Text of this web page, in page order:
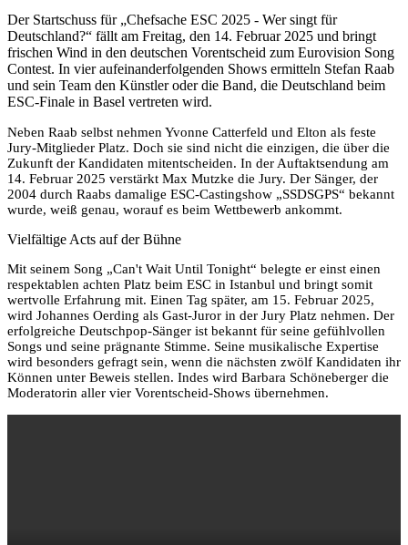
Der Startschuss für „Chefsache ESC 2025 - Wer singt für
Deutschland?“ fällt am Freitag, den 14. Februar 2025 und bringt
frischen Wind in den deutschen Vorentscheid zum Eurovision Song
Contest. In vier aufeinanderfolgenden Shows ermitteln Stefan Raab
und sein Team den Künstler oder die Band, die Deutschland beim
ESC-Finale in Basel vertreten wird.
Neben Raab selbst nehmen Yvonne Catterfeld und Elton als feste
Jury-Mitglieder Platz. Doch sie sind nicht die einzigen, die über die
Zukunft der Kandidaten mitentscheiden. In der Auftaktsendung am
14. Februar 2025 verstärkt Max Mutzke die Jury. Der Sänger, der
2004 durch Raabs damalige ESC-Castingshow „SSDSGPS“ bekannt
wurde, weiß genau, worauf es beim Wettbewerb ankommt.
Vielfältige Acts auf der Bühne
Mit seinem Song „Can't Wait Until Tonight“ belegte er einst einen
respektablen achten Platz beim ESC in Istanbul und bringt somit
wertvolle Erfahrung mit. Einen Tag später, am 15. Februar 2025,
wird Johannes Oerding als Gast-Juror in der Jury Platz nehmen. Der
erfolgreiche Deutschpop-Sänger ist bekannt für seine gefühlvollen
Songs und seine prägnante Stimme. Seine musikalische Expertise
wird besonders gefragt sein, wenn die nächsten zwölf Kandidaten ihr
Können unter Beweis stellen. Indes wird Barbara Schöneberger die
Moderatorin aller vier Vorentscheid-Shows übernehmen.